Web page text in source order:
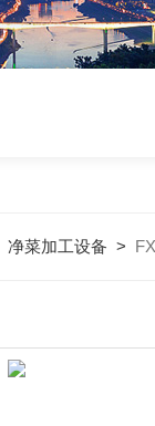
净菜加工设备 >